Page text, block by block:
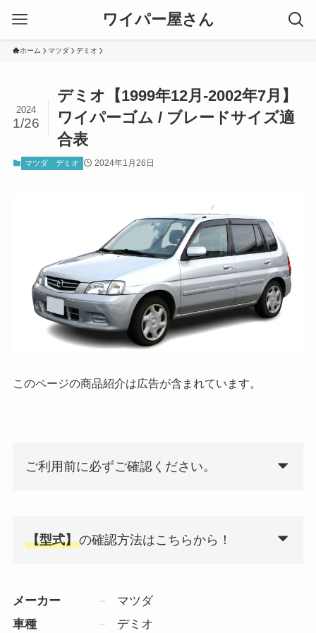
ワイパー屋さん
ホーム マツダ デミオ
デミオ【1999年12月-2002年7月】
ワイパーゴム / ブレードサイズ適
合表
2024
1/26
マツダ デミオ 2024年1月26日
このページの商品紹介は広告が含まれています。
ご利用前に必ずご確認ください。
【型式】の確認方法はこちらから！
メーカー
マツダ
車種
デミオ